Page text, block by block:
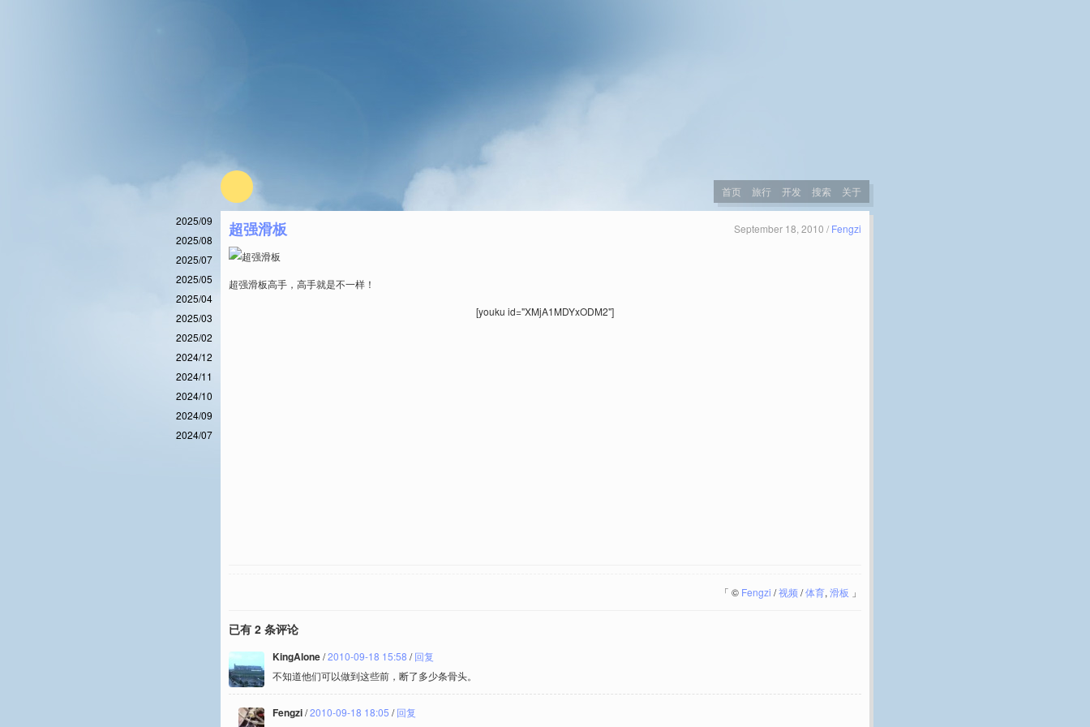
首页 旅行 开发 搜索 关于
2025/09
2025/08
2025/07
2025/05
2025/04
2025/03
2025/02
2024/12
2024/11
2024/10
2024/09
2024/07
超强滑板 September 18, 2010 / Fengzi
超强滑板高手，高手就是不一样！
[youku id="XMjA1MDYxODM2"]
「 © Fengzi /视频/体育, 滑板 」
已有 2 条评论
KingAlone/2010-09-18 15:58 /回复
不知道他们可以做到这些前，断了多少条骨头。
Fengzi/2010-09-18 18:05 /回复